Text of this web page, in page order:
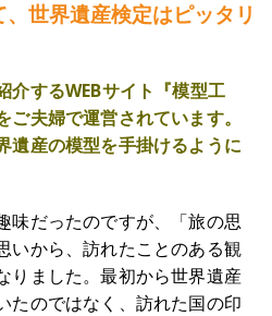
世界遺産検定はピッタリ
するWEBサイト『模型工
夫婦で運営されています。
遺産の模型を手掛けるように
味だったのですが、「旅の思
いから、訪れたことのある観
りました。最初から世界遺産
たのではなく、訪れた国の印